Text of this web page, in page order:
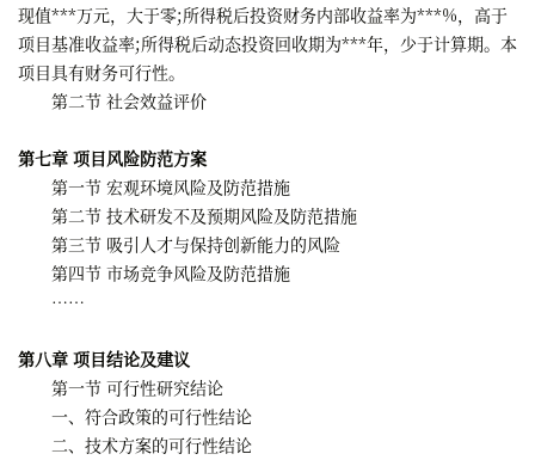
现值***万元，大于零;所得税后投资财务内部收益率为***%，高于
项目基准收益率;所得税后动态投资回收期为***年，少于计算期。本
项目具有财务可行性。
第二节 社会效益评价
第七章 项目风险防范方案
第一节 宏观环境风险及防范措施
第二节 技术研发不及预期风险及防范措施
第三节 吸引人才与保持创新能力的风险
第四节 市场竞争风险及防范措施
……
第八章 项目结论及建议
第一节 可行性研究结论
一、符合政策的可行性结论
二、技术方案的可行性结论